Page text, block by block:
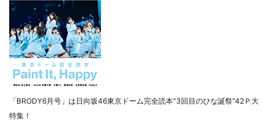
「BRODY6月号」は日向坂46東京ドーム完全読本“3回目のひな誕祭”42Ｐ大
特集！